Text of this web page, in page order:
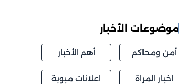
موضوعات الأخبار
أمن ومحاكم أهم الأخبار
اخبار المراة اعلانات مبوبة